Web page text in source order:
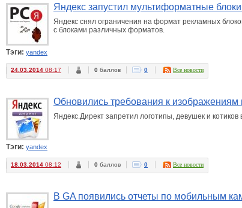
Яндекс запустил мультиформатные
Яндекс снял ограничения на формат рекламных
с блоками различных форматов.
Тэги: yandex
24.03.2014 08:17 0 баллов 0 Все новости
Обновились требования к
Яндекс.Директ запретил логотипы, девушек и
Тэги: yandex
18.03.2014 08:12 0 баллов 0 Все новости
В GA появились отчеты по мобильным